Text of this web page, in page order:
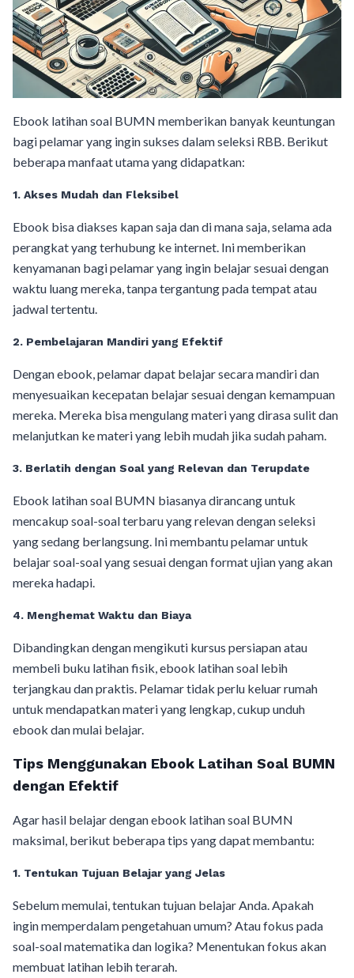
Ebook latihan soal BUMN memberikan banyak keuntungan
bagi pelamar yang ingin sukses dalam seleksi RBB. Berikut
beberapa manfaat utama yang didapatkan:
1. Akses Mudah dan Fleksibel
Ebook bisa diakses kapan saja dan di mana saja, selama ada
perangkat yang terhubung ke internet. Ini memberikan
kenyamanan bagi pelamar yang ingin belajar sesuai dengan
waktu luang mereka, tanpa tergantung pada tempat atau
jadwal tertentu.
2. Pembelajaran Mandiri yang Efektif
Dengan ebook, pelamar dapat belajar secara mandiri dan
menyesuaikan kecepatan belajar sesuai dengan kemampuan
mereka. Mereka bisa mengulang materi yang dirasa sulit dan
melanjutkan ke materi yang lebih mudah jika sudah paham.
3. Berlatih dengan Soal yang Relevan dan Terupdate
Ebook latihan soal BUMN biasanya dirancang untuk
mencakup soal-soal terbaru yang relevan dengan seleksi
yang sedang berlangsung. Ini membantu pelamar untuk
belajar soal-soal yang sesuai dengan format ujian yang akan
mereka hadapi.
4. Menghemat Waktu dan Biaya
Dibandingkan dengan mengikuti kursus persiapan atau
membeli buku latihan fisik, ebook latihan soal lebih
terjangkau dan praktis. Pelamar tidak perlu keluar rumah
untuk mendapatkan materi yang lengkap, cukup unduh
ebook dan mulai belajar.
Tips Menggunakan Ebook Latihan Soal BUMN
dengan Efektif
Agar hasil belajar dengan ebook latihan soal BUMN
maksimal, berikut beberapa tips yang dapat membantu:
1. Tentukan Tujuan Belajar yang Jelas
Sebelum memulai, tentukan tujuan belajar Anda. Apakah
ingin memperdalam pengetahuan umum? Atau fokus pada
soal-soal matematika dan logika? Menentukan fokus akan
membuat latihan lebih terarah.